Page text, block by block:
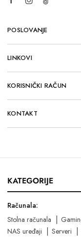
POSLOVANJE
LINKOVI
KORISNIČKI RAČUN
KONTAKT
KATEGORIJE
Računala:
Stolna računala
NAS uređaji
Serveri